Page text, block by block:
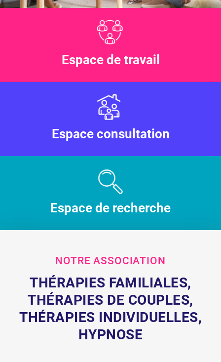
Espace de travail
Espace consultation
Espace de recherche
NOTRE ASSOCIATION
THÉRAPIES FAMILIALES,
THÉRAPIES DE COUPLES,
THÉRAPIES INDIVIDUELLES,
HYPNOSE